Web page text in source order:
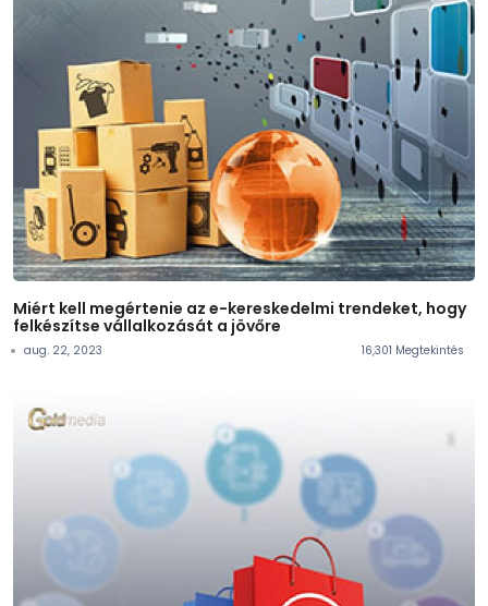
Miért kell megértenie az e-kereskedelmi trendeket, hogy
felkészítse vállalkozását a jövőre
aug. 22, 2023 16,301 Megtekintés